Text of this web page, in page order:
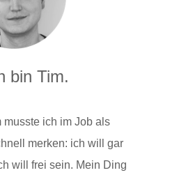
bin Tim.
musste ich im Job als
merken: ich will gar
will frei sein. Mein Ding